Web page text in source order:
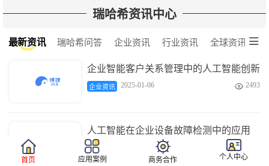
瑞哈希资讯中心
最新资讯 瑞哈希问答 企业资讯 行业资讯 全球资讯 
企业智能客户关系管理中的人工智能创新
企业资讯 2025-01-06  2493
人工智能在企业设备故障检测中的应用
企业资讯 
首页
应用案例 商务合作 个人中心